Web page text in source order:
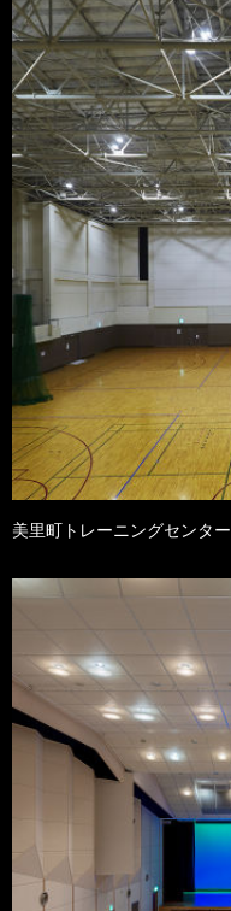
美里町トレーニングセンター